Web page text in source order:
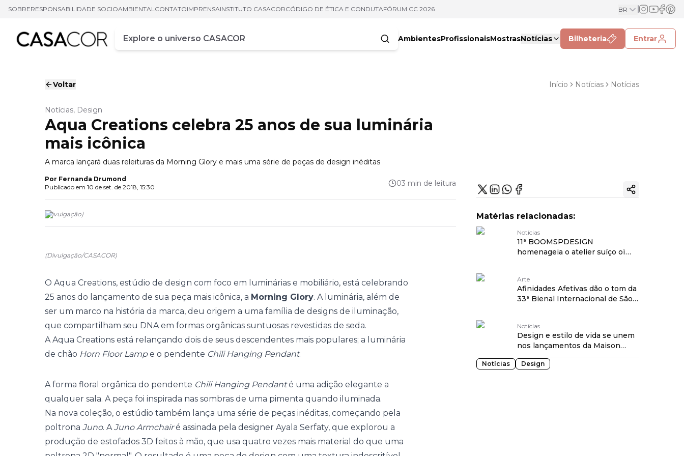
SOBRERESPONSABILIDADE SOCIOAMBIENTALCONTATOIMPRENSAINSTITUTO CASACORCÓDIGO DE ÉTICA E CONDUTAFÓRUM CC 2026 BR
Campo de busca
Digite pelo menos três caracteres
AmbientesProfissionaisMostrasNotícias Bilheteria Entrar
Voltar Início Notícias Notícias
Notícias, Design
Aqua Creations celebra 25 anos de sua luminária
mais icônica
A marca lançará duas releituras da Morning Glory e mais uma série de peças de design inéditas
Por Fernanda Drumond
Publicado em 10 de set. de 2018, 15:30 03 min de leitura
(Divulgação)
(Divulgação/CASACOR)
O Aqua Creations, estúdio de design com foco em luminárias e mobiliário, está celebrando
25 anos do lançamento de sua peça mais icônica, a Morning Glory. A luminária, além de
ser um marco na história da marca, deu origem a uma família de designs de iluminação,
que compartilham seu DNA em formas orgânicas suntuosas revestidas de seda.
A Aqua Creations está relançando dois de seus descendentes mais populares; a luminária
de chão Horn Floor Lampe o pendente Chili Hanging Pendant.
A forma floral orgânica do pendente Chili Hanging Pendanté uma adição elegante a
qualquer sala. A peça foi inspirada nas sombras de uma pimenta quando iluminada.
Na nova coleção, o estúdio também lança uma série de peças inéditas, começando pela
poltrona Juno. AJuno Armchairé assinada pela designer Ayala Serfaty, que explorou a
produção de estofados 3D feitos à mão, que usa quatro vezes mais material do que uma
Copiar link
Matérias relacionadas:
Notícias
11ª BOOMSPDESIGN
homenageia o atelier suíço oï
Arte
Afinidades Afetivas dão o tom da
33ª Bienal Internacional de São
Notícias
Design e estilo de vida se unem
nos lançamentos da Maison
&amp; Objet 2018
Notícias Design